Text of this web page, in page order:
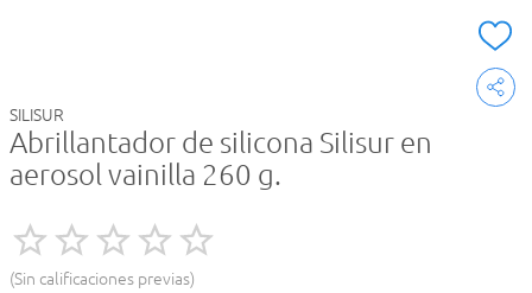
SILISUR
Abrillantador de silicona Silisur en
aerosol vainilla 260 g.
Sin calificaciones previas